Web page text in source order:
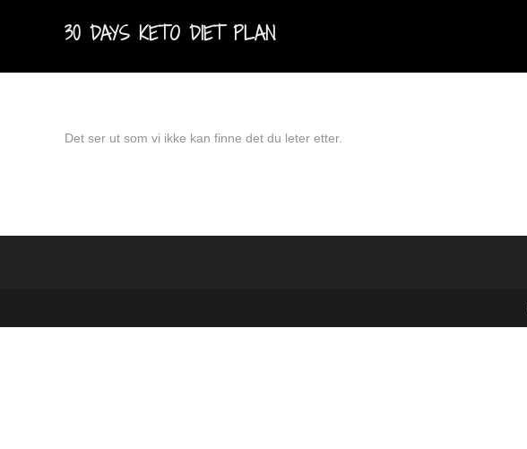
30 DAYS KETO DIET PLAN
Det ser ut som vi ikke kan finne det du leter etter.